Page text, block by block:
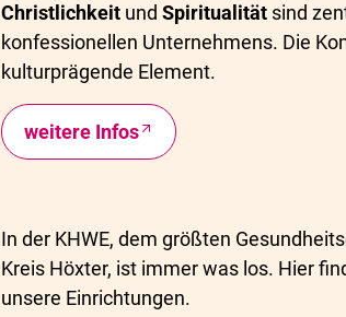
Christlichkeit undSpiritualität sind
konfessionellen Unternehmens. Die
kulturprägende Element.
weitere Infos
In der KHWE, dem größten
Kreis Höxter, ist immer was los. Hier
unsere Einrichtungen.